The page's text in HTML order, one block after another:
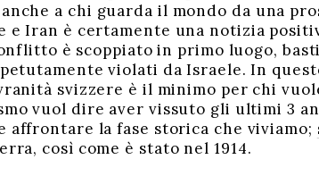
a chi guarda il mondo da una
Iran è certamente una notizia
è scoppiato in primo luogo,
violati da Israele. In
svizzere è il minimo per chi
vuol dire aver vissuto gli ultimi 3
affrontare la fase storica che viviamo;
così come è stato nel 1914.